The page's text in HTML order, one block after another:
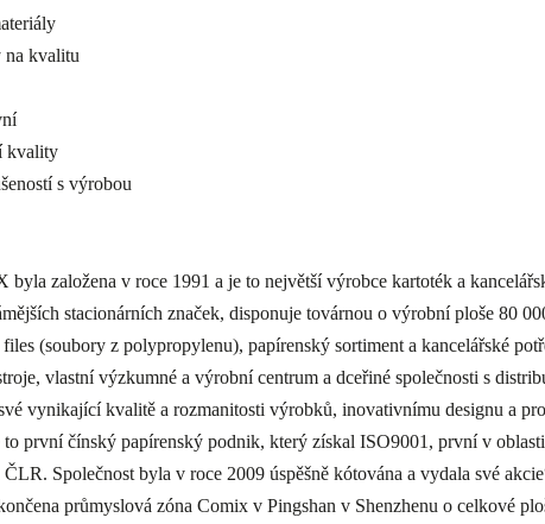
na kvalitu
kvality
s výrobou
byla založena v roce 1991 a je to největší výrobce kartoték a
stacionárních značek, disponuje továrnou o výrobní ploše 80
files (soubory z polypropylenu), papírenský sortiment a kancelářské
vlastní výzkumné a výrobní centrum a dceřiné společnosti s
vynikající kvalitě a rozmanitosti výrobků, inovativnímu designu a
to první čínský papírenský podnik, který získal ISO9001, první v
ČLR. Společnost byla v roce 2009 úspěšně kótována a vydala své
průmyslová zóna Comix v Pingshan v Shenzhenu o celkové